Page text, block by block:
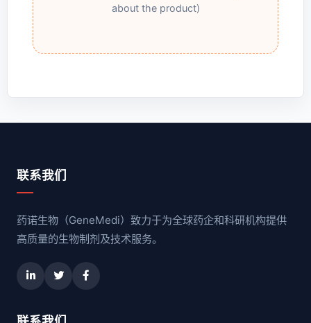
about the product)
联系我们
药诺生物（GeneMedi）致力于为全球药企和科研机构提供
高质量的生物制剂及技术服务。